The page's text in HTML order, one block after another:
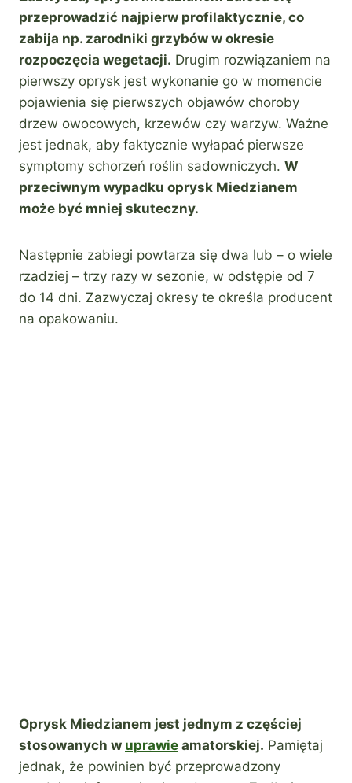
przeprowadzić najpierw profilaktycznie, co
zabija np. zarodniki grzybów w okresie
rozpoczęcia wegetacji. Drugim rozwiązaniem na
pierwszy oprysk jest wykonanie go w momencie
pojawienia się pierwszych objawów choroby
drzew owocowych, krzewów czy warzyw. Ważne
jest jednak, aby faktycznie wyłapać pierwsze
symptomy schorzeń roślin sadowniczych. W
przeciwnym wypadku oprysk Miedzianem
może być mniej skuteczny.
Następnie zabiegi powtarza się dwa lub – o wiele
rzadziej – trzy razy w sezonie, w odstępie od 7
do 14 dni. Zazwyczaj okresy te określa producent
na opakowaniu.
Oprysk Miedzianem jest jednym z częściej
stosowanych w uprawie amatorskiej. Pamiętaj
jednak, że powinien być przeprowadzony